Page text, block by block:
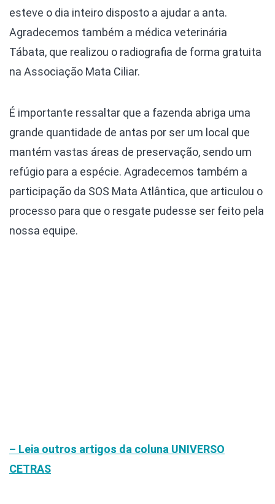
esteve o dia inteiro disposto a ajudar a anta.
Agradecemos também a médica veterinária
Tábata, que realizou o radiografia de forma gratuita
na Associação Mata Ciliar.
É importante ressaltar que a fazenda abriga uma
grande quantidade de antas por ser um local que
mantém vastas áreas de preservação, sendo um
refúgio para a espécie. Agradecemos também a
participação da SOS Mata Atlântica, que articulou o
processo para que o resgate pudesse ser feito pela
nossa equipe.
– Leia outros artigos da coluna UNIVERSO
CETRAS